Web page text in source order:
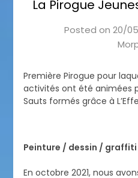
La Pirogue
Posted on 20/
Première Pirogue pour
activités ont été animées
Sauts formés grâce à
Peinture / dessin / graffiti
En octobre 2021, nous